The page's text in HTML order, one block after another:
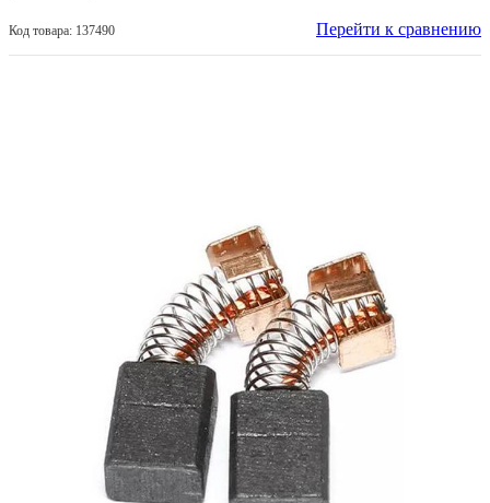
Код товара: 137490 Перейти к сравнению